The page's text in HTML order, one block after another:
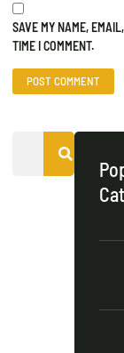
SAVE MY NAME,
TIME I COMMENT.